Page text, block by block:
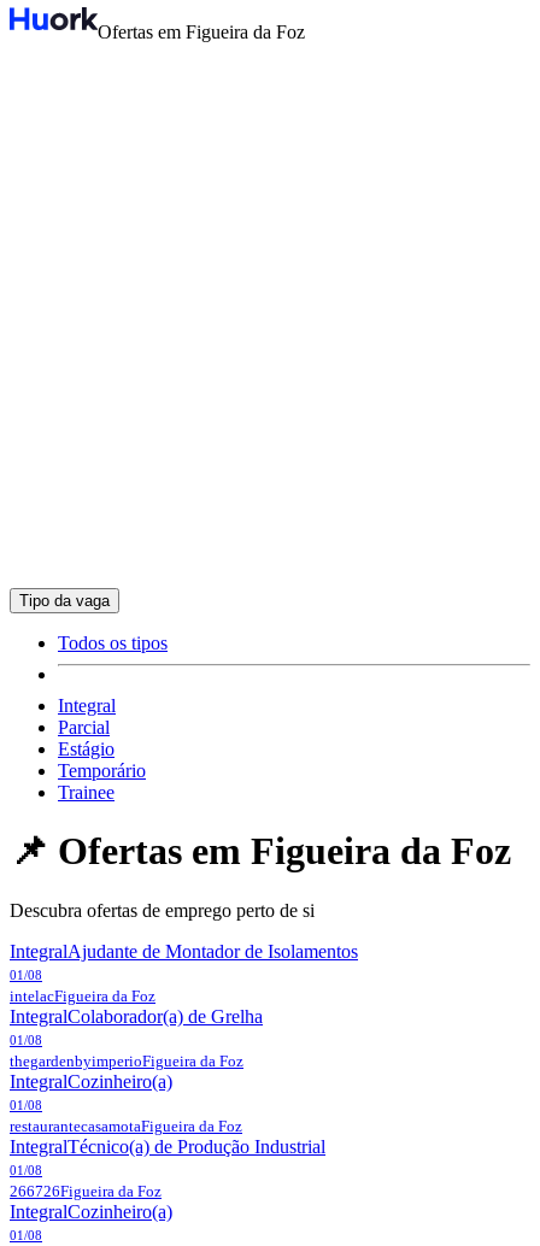
Ofertas em Figueira da Foz
Tipo da vaga
Todos os tipos
Integral
Parcial
Estágio
Temporário
Trainee
📌 Ofertas em Figueira da Foz
Descubra ofertas de emprego perto de si
IntegralAjudante de Montador de Isolamentos
01/08
intelacFigueira da Foz
IntegralColaborador(a) de Grelha
01/08
thegardenbyimperioFigueira da Foz
IntegralCozinheiro(a)
01/08
restaurantecasamotaFigueira da Foz
IntegralTécnico(a) de Produção Industrial
01/08
266726Figueira da Foz
IntegralCozinheiro(a)
01/08